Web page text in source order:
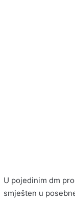
U pojedinim dm
smješten u